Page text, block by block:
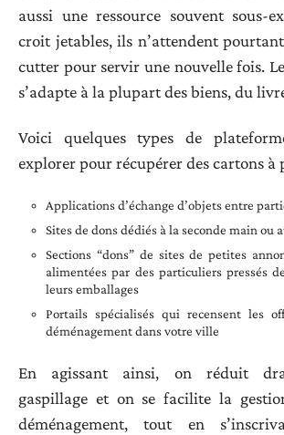
aussi une ressource souvent sous-
croit jetables, ils n’attendent
cutter pour servir une nouvelle fois.
s’adapte à la plupart des biens, du
Voici quelques types de
explorer pour récupérer des cartons à
Applications d’échange d’objets entre
Sites de dons dédiés à la seconde main ou
Sections “dons” de sites de petites
alimentées par des particuliers pressés
leurs emballages
Portails spécialisés qui recensent les
déménagement dans votre ville
En agissant ainsi, on réduit
gaspillage et on se facilite la
déménagement, tout en